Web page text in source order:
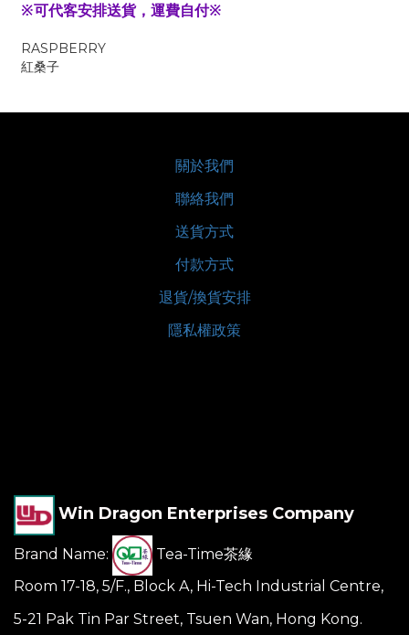
※可代客安排送貨，運費自付※
RASPBERRY
紅桑子
關於我們
聯絡我們
送貨方式
付款方式
退貨/換貨安排
隱私權政策
Win Dragon Enterprises Company
Brand Name:
Tea-Time茶緣
Room 17-18, 5/F., Block A, Hi-Tech Industrial Centre,
5-21 Pak Tin Par Street, Tsuen Wan, Hong Kong.